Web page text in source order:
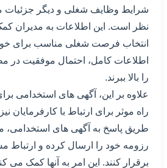
شرایط وظایف شغلی و دیگر جزئیات
نظر است. این اطلاعات به مدیران
انتخاب فرصت شغلی مناسب برای خود
اطلاعات کامل، احتمال موفقیت در
را بالا ببرند.
علاوه بر این، آگهی های استخدامی
راه موثر برای ارتباط با کارفرمایان
طریق پاسخ به آگهی های استخدامی،
رزومه خود را ارسال کرده و ارتباط
برقرار کنند. این امر به آنها کمک می